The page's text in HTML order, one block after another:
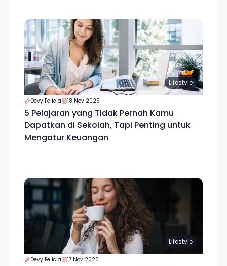
Lifestyle
Devy Felicia 18 Nov 2025
5 Pelajaran yang Tidak Pernah Kamu
Dapatkan di Sekolah, Tapi Penting untuk
Mengatur Keuangan
Lifestyle
Devy Felicia 17 Nov 2025